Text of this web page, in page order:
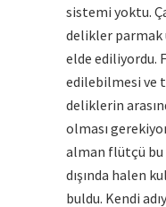
sistemi yoktu.
delikler parmak
elde ediliyordu.
edilebilmesi ve
deliklerin
olması
alman flütçü
dışında halen
buldu. Kendi